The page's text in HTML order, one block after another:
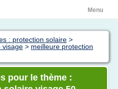
Menu
: protection solaire >
visage > meilleure protection
pour le thème :